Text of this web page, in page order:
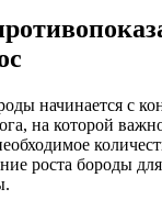
начинается с
на которой
роста бороды